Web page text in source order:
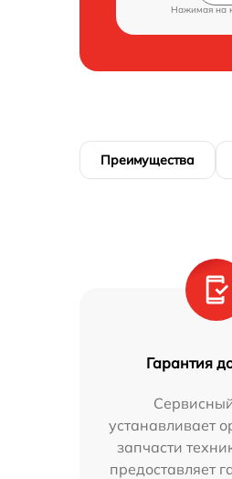
Нажимая на
Преимущества
Гарантия
устанавливает
запчасти
предоставляет